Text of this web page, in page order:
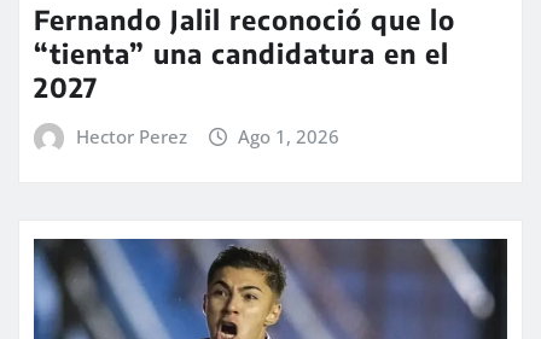
Fernando Jalil reconoció que lo
“tienta” una candidatura en el
2027
Hector Perez Ago 1, 2026